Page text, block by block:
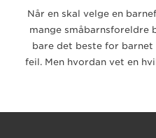
Når en skal velge en
mange småbarnsforeldre
bare det beste for
feil. Men hvordan vet en